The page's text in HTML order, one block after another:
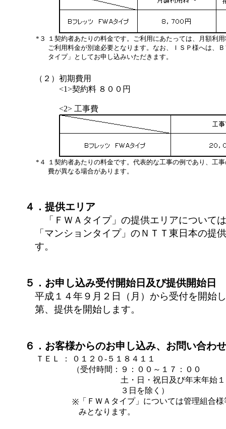
*３
１契約者あたりの料金です。ご利用にあたっては、月額利
ご利用料金が別途必要となります。なお、ＩＳＰ様へは、
タイプ」としてお申し込みいただきます。
（２） 初期費用
<1>契約料 ８００円
<2> 工事費
*４
１契約者あたりの料金です。代表的な工事の例であり、工
費が異なる場合があります。
４．提供エリア
「ＦＷＡタイプ」の提供エリアについて
「マンションタイプ」のＮＴＴ東日本の提
す。
５．お申し込み受付開始日及び提供開始日
平成１４年９月２日（月）から受付を開始
第、提供を開始します。
６．お客様からのお申し込み、お問い合わ
ＴＥＬ ：
０１２０-５１８４１１
（受付時間 ：
９：００～１７：００
土・日・祝日及び年末年始
３日を除く）
※「ＦＷＡタイプ」については管理組合
みとなります。